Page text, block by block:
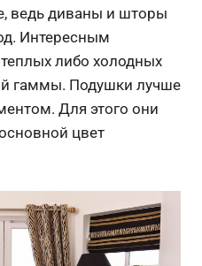
ведь диваны и шторы
Интересным
либо холодных
гаммы. Подушки лучше
Для этого они
цвет